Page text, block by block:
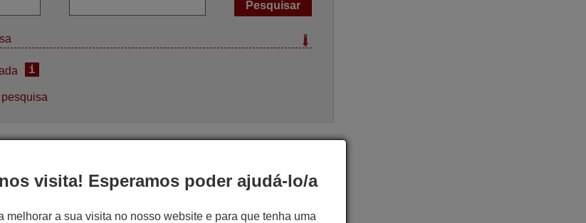
i
visita! Esperamos poder ajudá-lo/a
melhorar a sua visita no nosso website e para que tenha uma